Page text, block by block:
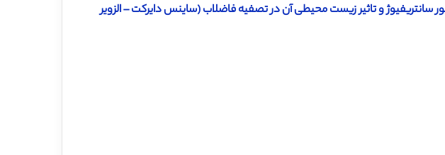
سانتریفیوژ و تاثیر زیست محیطی آن در تصفیه فاضلاب (ساینس دایرکت – الزویر